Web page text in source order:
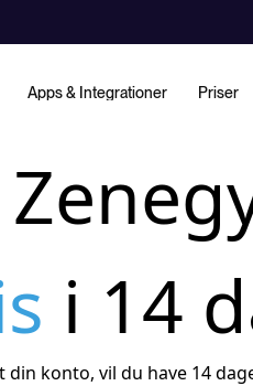
Apps & Integrationer Priser
i 14
konto, vil du have 14